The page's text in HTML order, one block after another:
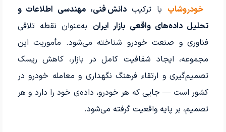
خودروشاپ با ترکیبدانش فنی، مهندسی اطلاعات و
تحلیل داده‌های واقعی بازار ایران به‌عنوان نقطه تلاقی
فناوری و صنعت خودرو شناخته می‌شود. مأموریت این
مجموعه، ایجاد شفافیت کامل در بازار، کاهش ریسک
تصمیم‌گیری و ارتقاء فرهنگ نگهداری و معامله خودرو در
کشور است — جایی که هر خودرو، داده‌ی خود را دارد و هر
تصمیم، بر پایه واقعیت گرفته می‌شود.